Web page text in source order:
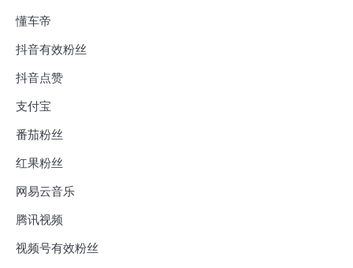
懂车帝
抖音有效粉丝
抖音点赞
支付宝
番茄粉丝
红果粉丝
网易云音乐
腾讯视频
视频号有效粉丝